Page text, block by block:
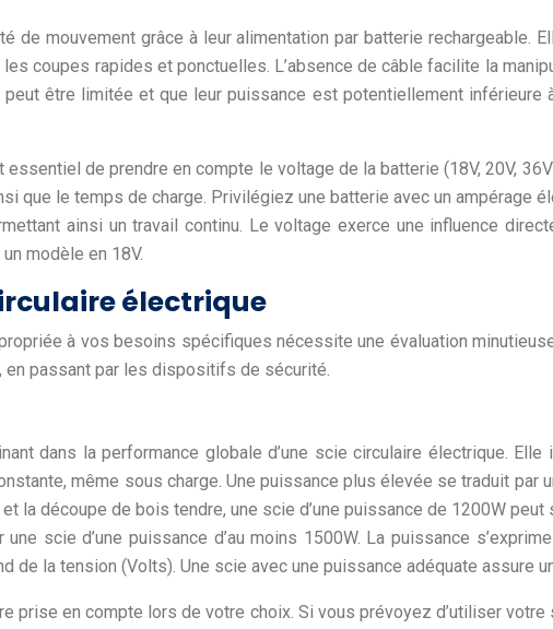
mouvement grâce à leur alimentation par batterie rechargeable.
coupes rapides et ponctuelles. L’absence de câble facilite la
être limitée et que leur puissance est potentiellement
de prendre en compte le voltage de la batterie (18V, 20V,
que le temps de charge. Privilégiez une batterie avec un ampérage
ainsi un travail continu. Le voltage exerce une influence
modèle en 18V.
électrique
à vos besoins spécifiques nécessite une évaluation
en passant par les dispositifs de sécurité.
dans la performance globale d’une scie circulaire électrique.
même sous charge. Une puissance plus élevée se traduit
la découpe de bois tendre, une scie d’une puissance de 1200W
scie d’une puissance d’au moins 1500W. La puissance
de la tension (Volts). Une scie avec une puissance adéquate assure
prise en compte lors de votre choix. Si vous prévoyez d’utiliser